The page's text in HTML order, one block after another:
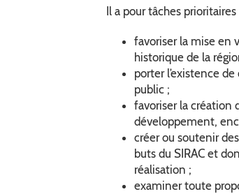
Il a pour tâches prioritaires
favoriser la mise en
historique de la
porter l’existence
public ;
favoriser la création
développement,
créer ou soutenir
buts du SIRAC et
réalisation ;
examiner toute